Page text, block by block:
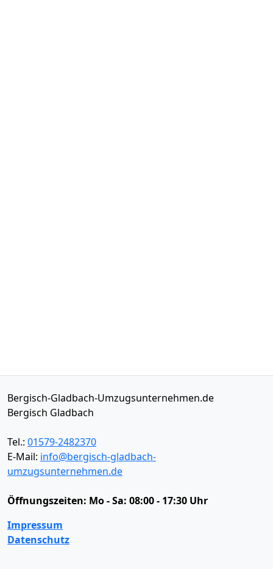
Bergisch-Gladbach-Umzugsunternehmen.de
Bergisch Gladbach
Tel.: 01579-2482370
E-Mail: info@bergisch-gladbach-
umzugsunternehmen.de
Öffnungszeiten: Mo - Sa: 08:00 - 17:30 Uhr
Impressum
Datenschutz